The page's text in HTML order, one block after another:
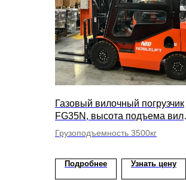
Газовый вилочный погрузчик
FG35N, высота подъема вил
6500мм
Грузоподъемность 3500кг
Подробнее Узнать цену